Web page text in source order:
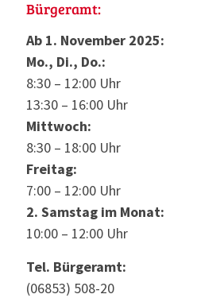
Bürgeramt:
Ab 1. November 2025:
Mo., Di., Do.:
8:30 – 12:00 Uhr
13:30 – 16:00 Uhr
Mittwoch:
8:30 – 18:00 Uhr
Freitag:
7:00 – 12:00 Uhr
2. Samstag im Monat:
10:00 – 12:00 Uhr
Tel. Bürgeramt:
(06853) 508-20